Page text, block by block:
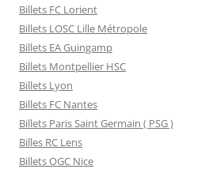
Billets FC Lorient
Billets LOSC Lille Métropole
Billets EA Guingamp
Billets Montpellier HSC
Billets Lyon
Billets FC Nantes
Billets Paris Saint Germain ( PSG )
Billes RC Lens
Billets OGC Nice